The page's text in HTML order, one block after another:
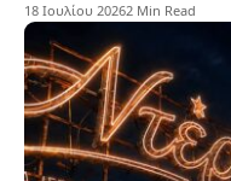
18 Ιουλίου 20262 Min Read